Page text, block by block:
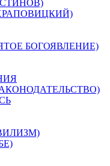
БОГОЯВЛЕНИЕ)